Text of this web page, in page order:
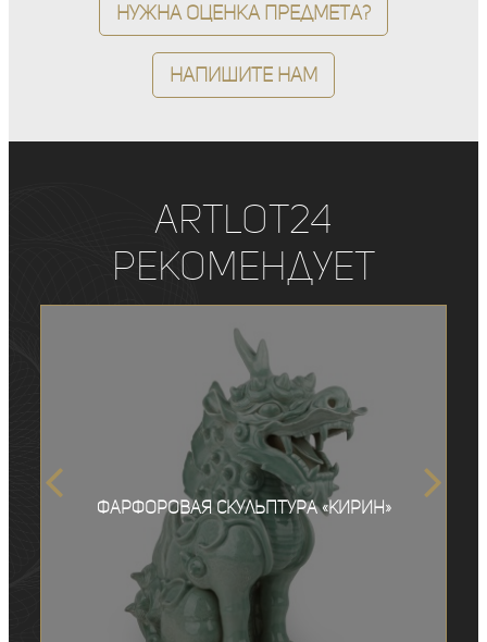
Нужна оценка предмета?
Напишите нам
ArtLot24
рекомендует
Фарфоровая скульптура «Кирин»